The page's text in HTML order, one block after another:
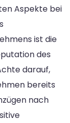
Aspekte bei
ist die
des
darauf,
bereits
nach